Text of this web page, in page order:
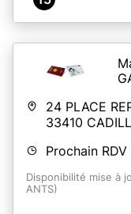
voyage.
Le délai
d'un passeport
en mairie (attente
fabrication
à 2 mois).
Pour tout
lundis et
24 PLACE
33410
Prochain RDV
Disponibilité mise à
ANTS)